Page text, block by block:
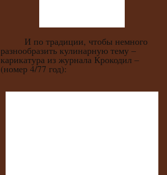
И по традиции, чтобы немного
разнообразить кулинарную тему –
карикатура из журнала Крокодил –
(номер 4/77 год):